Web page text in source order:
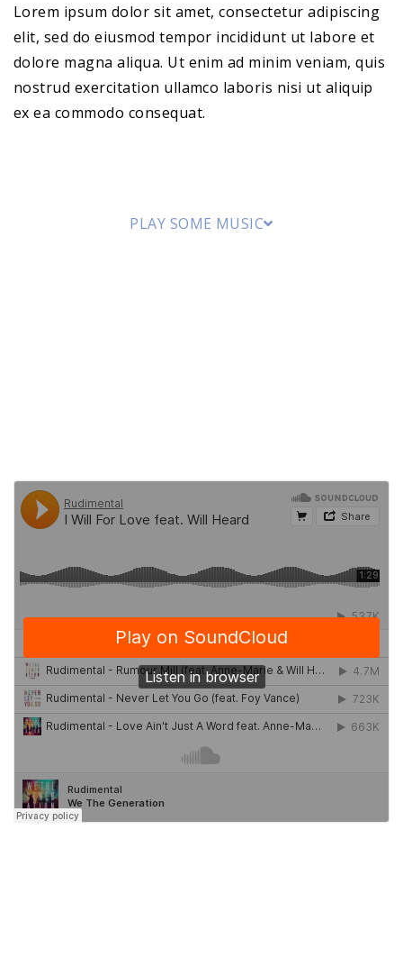
Lorem ipsum dolor sit amet, consectetur adipiscing
elit, sed do eiusmod tempor incididunt ut labore et
dolore magna aliqua. Ut enim ad minim veniam, quis
nostrud exercitation ullamco laboris nisi ut aliquip
ex ea commodo consequat.
PLAY SOME MUSIC